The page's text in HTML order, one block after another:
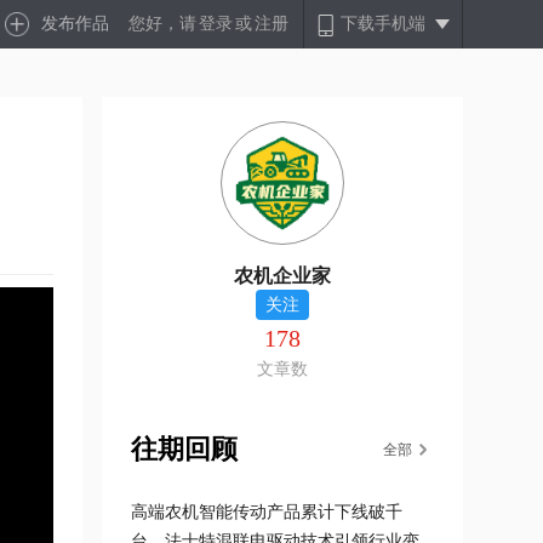
发布作品 您好，请登录 或注册 下载手机端
农机企业家
关注
178
文章数
往期回顾 全部
高端农机智能传动产品累计下线破千